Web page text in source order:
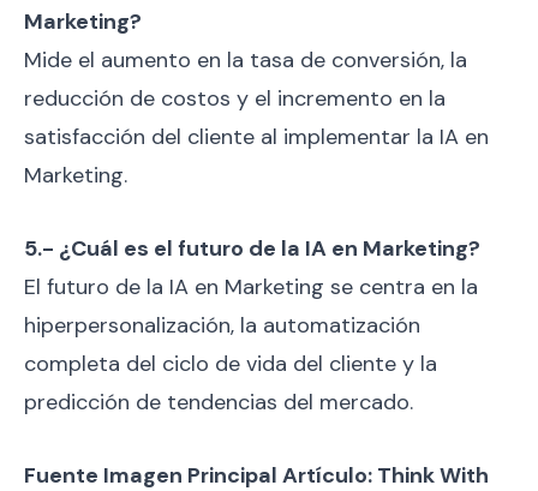
Marketing?
Mide el aumento en la tasa de conversión, la
reducción de costos y el incremento en la
satisfacción del cliente al implementar la IA en
Marketing.
5.- ¿Cuál es el futuro de la IA en Marketing?
El futuro de la IA en Marketing se centra en la
hiperpersonalización, la automatización
completa del ciclo de vida del cliente y la
predicción de tendencias del mercado.
Fuente Imagen Principal Artículo: Think With